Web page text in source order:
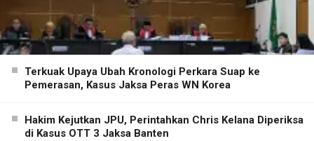
Terkuak Upaya Ubah Kronologi Perkara Suap ke
Pemerasan, Kasus Jaksa Peras WN Korea
Hakim Kejutkan JPU, Perintahkan Chris Kelana Diperiksa
di Kasus OTT 3 Jaksa Banten